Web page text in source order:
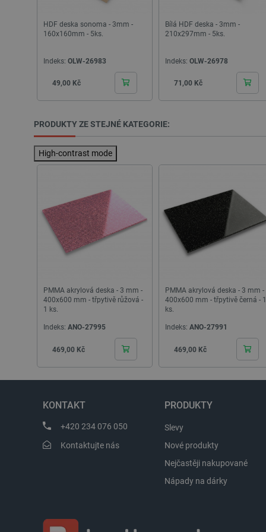
HDF deska sonoma - 3mm -
160x160mm - 5ks.
Indeks: OLW-26983
Cena
49,00 Kč
Bílá HDF deska - 3mm -
210x297mm - 5ks.
Indeks: OLW-26978
Cena
71,00 Kč
PRODUKTY ZE STEJNÉ KATEGORIE:
High-contrast mode
PMMA akrylová deska - 3 mm -
400x600 mm - třpytivě růžová -
1 ks.
Indeks: ANO-27995
Cena
469,00 Kč
PMMA akrylová deska - 3 mm -
400x600 mm - třpytivě černá - 1
ks.
Indeks: ANO-27991
Cena
469,00 Kč
KONTAKT
+420 234 076 050
Kontaktujte nás
PRODUKTY
Slevy
Nové produkty
Nejčastěji nakupované
Nápady na dárky
CookieScriptConsent
luigis.env.v2.159265-245523
lbx_ac_easystorage
_cltk